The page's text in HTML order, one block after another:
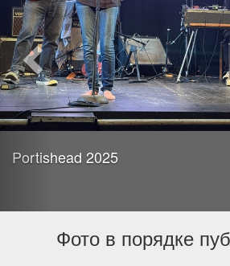
Portishead 2025
Фото в порядке